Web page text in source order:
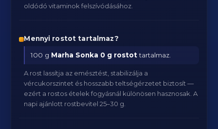
oldódó vitaminok felszívódásához.
Mennyi rostot tartalmaz?
100 g Marha Sonka 0 g rostottartalmaz.
A rost lassítja az emésztést, stabilizálja a
vércukorszintet és hosszabb teltségérzetet biztosít —
ezért a rostos ételek fogyásnál különösen hasznosak. A
napi ajánlott rostbevitel 25–30 g.